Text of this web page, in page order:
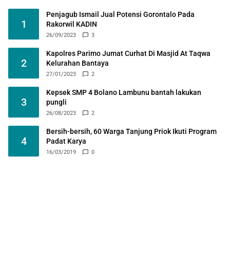
1
Penjagub Ismail Jual Potensi Gorontalo Pada
Rakorwil KADIN
26/09/2023 3
2
Kapolres Parimo Jumat Curhat Di Masjid At Taqwa
Kelurahan Bantaya
27/01/2023 2
3
Kepsek SMP 4 Bolano Lambunu bantah lakukan
pungli
26/08/2023 2
4
Bersih-bersih, 60 Warga Tanjung Priok Ikuti Program
Padat Karya
16/03/2019 0